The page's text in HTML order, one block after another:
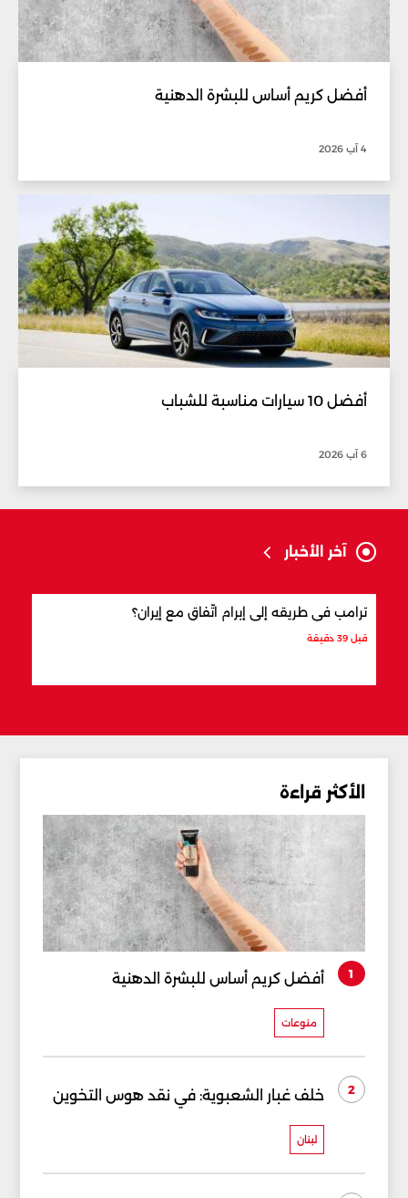
أفضل كريم أساس للبشرة الدهنية
4 آب 2026
أفضل 10 سيارات مناسبة للشباب
6 آب 2026
آخر الأخبار
ترامب في طريقه إلى إبرام اتّفاق مع إيران؟
قبل 39 دقيقة
الأكثر قراءة
1 أفضل كريم أساس للبشرة الدهنية
منوعات
2 خلف غبار الشعبوية: في نقد هوس التخوين
لبنان